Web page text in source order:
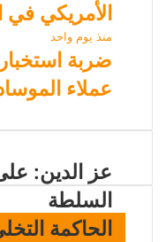
الأمريكي في
منذ يوم واحد
ضربة
عملاء
عز الدين:
السلطة
الحاكمة